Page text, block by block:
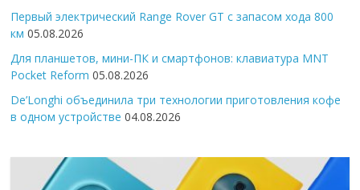
Первый электрический Range Rover GT с запасом хода 800
км 05.08.2026
Для планшетов, мини-ПК и смартфонов: клавиатура MNT
Pocket Reform 05.08.2026
De’Longhi объединила три технологии приготовления кофе
в одном устройстве 04.08.2026